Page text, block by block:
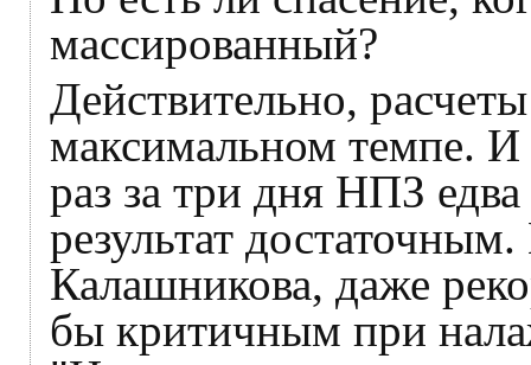
массированный?
Действительно,
максимальном темпе.
раз за три дня НПЗ едва
результат
Калашникова, даже
бы критичным при